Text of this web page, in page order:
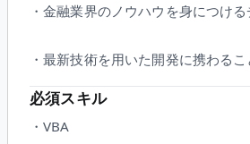
・金融業界のノウハウを身につけ
・最新技術を用いた開発に携わる
必須スキル
・VBA